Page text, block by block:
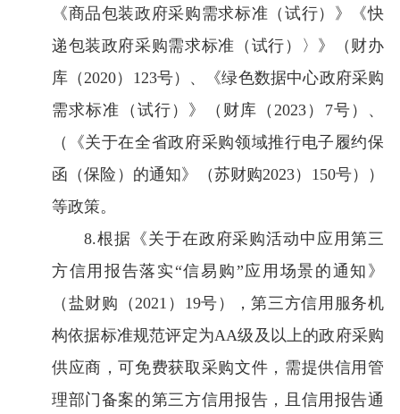
《商品包装政府采购需求标准（试行）》《快
递包装政府采购需求标准（试行）〉》（财办
库（2020）123号）、《绿色数据中心政府采购
需求标准（试行）》（财库（2023）7号）、
（《关于在全省政府采购领域推行电子履约保
函（保险）的通知》（苏财购2023）150号））
等政策。
8.根据《关于在政府采购活动中应用第三
方信用报告落实“信易购”应用场景的通知》
（盐财购（2021）19号），第三方信用服务机
构依据标准规范评定为AA级及以上的政府采购
供应商，可免费获取采购文件，需提供信用管
理部门备案的第三方信用报告，且信用报告通